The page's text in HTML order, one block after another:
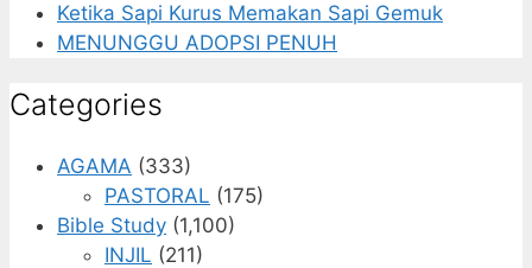
Ketika Sapi Kurus Memakan Sapi Gemuk
MENUNGGU ADOPSI PENUH
Categories
AGAMA (333)
PASTORAL (175)
Bible Study (1,100)
INJIL (211)